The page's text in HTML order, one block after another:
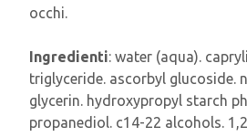
occhi.
Ingredienti: water (aqua).
triglyceride. ascorbyl glucoside.
glycerin. hydroxypropyl starch
propanediol. c14-22 alcohols.